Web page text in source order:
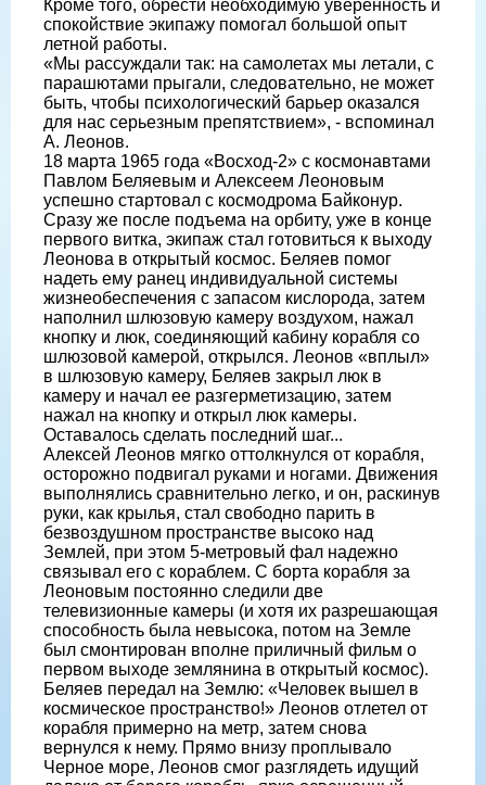
Кроме того, обрести необходимую уверенность и
спокойствие экипажу помогал большой опыт
летной работы.
«Мы рассуждали так: на самолетах мы летали, с
парашютами прыгали, следовательно, не может
быть, чтобы психологический барьер оказался
для нас серьезным препятствием», - вспоминал
А. Леонов.
18 марта 1965 года «Восход-2» с космонавтами
Павлом Беляевым и Алексеем Леоновым
успешно стартовал с космодрома Байконур.
Сразу же после подъема на орбиту, уже в конце
первого витка, экипаж стал готовиться к выходу
Леонова в открытый космос. Беляев помог
надеть ему ранец индивидуальной системы
жизнеобеспечения с запасом кислорода, затем
наполнил шлюзовую камеру воздухом, нажал
кнопку и люк, соединяющий кабину корабля со
шлюзовой камерой, открылся. Леонов «вплыл»
в шлюзовую камеру, Беляев закрыл люк в
камеру и начал ее разгерметизацию, затем
нажал на кнопку и открыл люк камеры.
Оставалось сделать последний шаг...
Алексей Леонов мягко оттолкнулся от корабля,
осторожно подвигал руками и ногами. Движения
выполнялись сравнительно легко, и он, раскинув
руки, как крылья, стал свободно парить в
безвоздушном пространстве высоко над
Землей, при этом 5-метровый фал надежно
связывал его с кораблем. С борта корабля за
Леоновым постоянно следили две
телевизионные камеры (и хотя их разрешающая
способность была невысока, потом на Земле
был смонтирован вполне приличный фильм о
первом выходе землянина в открытый космос).
Беляев передал на Землю: «Человек вышел в
космическое пространство!» Леонов отлетел от
корабля примерно на метр, затем снова
вернулся к нему. Прямо внизу проплывало
Черное море, Леонов смог разглядеть идущий